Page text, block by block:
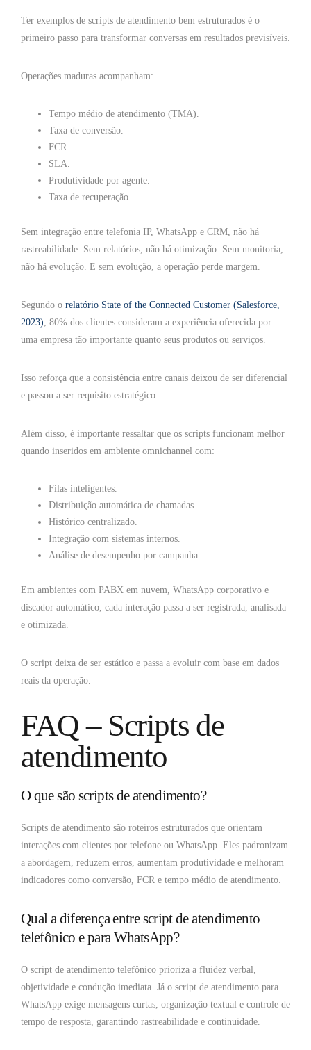
Ter exemplos de scripts de atendimento bem estruturados é o
primeiro passo para transformar conversas em resultados previsíveis.
Operações maduras acompanham:
Tempo médio de atendimento (TMA).
Taxa de conversão.
FCR.
SLA.
Produtividade por agente.
Taxa de recuperação.
Sem integração entre telefonia IP, WhatsApp e CRM, não há
rastreabilidade. Sem relatórios, não há otimização. Sem monitoria,
não há evolução. E sem evolução, a operação perde margem.
Segundo o relatório State of the Connected Customer (Salesforce,
2023) , 80% dos clientes consideram a experiência oferecida por
uma empresa tão importante quanto seus produtos ou serviços.
Isso reforça que a consistência entre canais deixou de ser diferencial
e passou a ser requisito estratégico.
Além disso, é importante ressaltar que os scripts funcionam melhor
quando inseridos em ambiente omnichannel com:
Filas inteligentes.
Distribuição automática de chamadas.
Histórico centralizado.
Integração com sistemas internos.
Análise de desempenho por campanha.
Em ambientes com PABX em nuvem, WhatsApp corporativo e
discador automático, cada interação passa a ser registrada, analisada
e otimizada.
O script deixa de ser estático e passa a evoluir com base em dados
reais da operação.
FAQ – Scripts de
atendimento
O que são scripts de atendimento?
Scripts de atendimento são roteiros estruturados que orientam
interações com clientes por telefone ou WhatsApp. Eles padronizam
a abordagem, reduzem erros, aumentam produtividade e melhoram
indicadores como conversão, FCR e tempo médio de atendimento.
Qual a diferença entre script de atendimento
telefônico e para WhatsApp?
O script de atendimento telefônico prioriza a fluidez verbal,
objetividade e condução imediata. Já o script de atendimento para
WhatsApp exige mensagens curtas, organização textual e controle de
tempo de resposta, garantindo rastreabilidade e continuidade.